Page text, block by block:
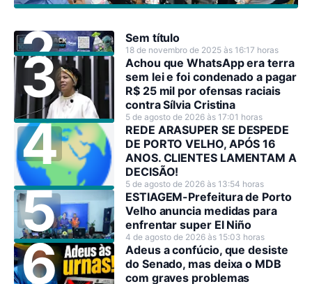
Sem título
18 de novembro de 2025 às 16:17 horas
Achou que WhatsApp era terra
sem lei e foi condenado a pagar
R$ 25 mil por ofensas raciais
contra Sílvia Cristina
5 de agosto de 2026 às 17:01 horas
REDE ARASUPER SE DESPEDE
DE PORTO VELHO, APÓS 16
ANOS. CLIENTES LAMENTAM A
DECISÃO!
5 de agosto de 2026 às 13:54 horas
ESTIAGEM-Prefeitura de Porto
Velho anuncia medidas para
enfrentar super El Niño
4 de agosto de 2026 às 15:03 horas
Adeus a confúcio, que desiste
do Senado, mas deixa o MDB
com graves problemas